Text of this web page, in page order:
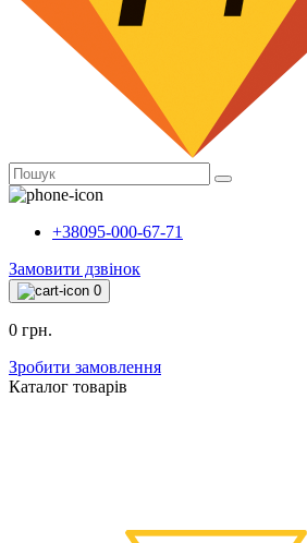
+38095-000-67-71
Замовити дзвінок
0
0 грн.
Зробити замовлення
Каталог товарiв